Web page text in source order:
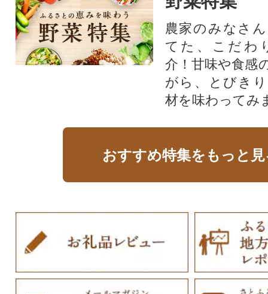
農家のみなさ
てた、こだわ
介！甘味や食感
がら、とびき
材を味わってみ
おすすめ特集をもっと